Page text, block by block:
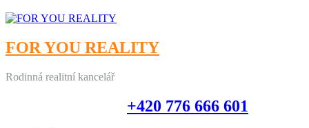
FOR YOU REALITY
Rodinná realitní kancelář
+420 776 666 601